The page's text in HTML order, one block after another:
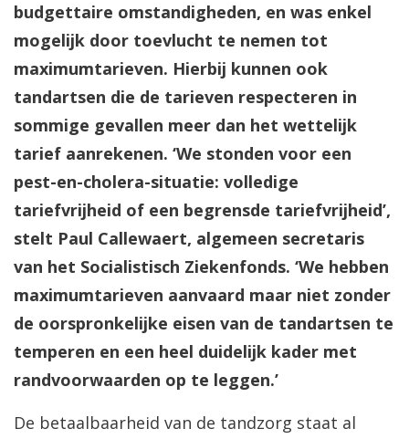
budgettaire omstandigheden, en was enkel
mogelijk door toevlucht te nemen tot
maximumtarieven. Hierbij kunnen ook
tandartsen die de tarieven respecteren in
sommige gevallen meer dan het wettelijk
tarief aanrekenen. ‘We stonden voor een
pest-en-cholera-situatie: volledige
tariefvrijheid of een begrensde tariefvrijheid’,
stelt Paul Callewaert, algemeen secretaris
van het Socialistisch Ziekenfonds. ‘We hebben
maximumtarieven aanvaard maar niet zonder
de oorspronkelijke eisen van de tandartsen te
temperen en een heel duidelijk kader met
randvoorwaarden op te leggen.’
De betaalbaarheid van de tandzorg staat al